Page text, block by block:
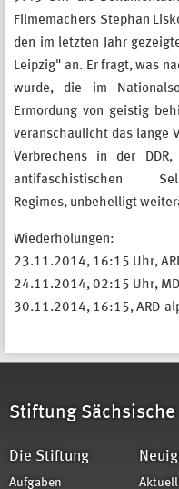
Filmemachers Stephan
den im letzten Jahr
Leipzig" an. Er fragt, was
wurde, die im
Ermordung von geistig
veranschaulicht das lange
Verbrechens in der
antifaschistischen
Regimes, unbehelligt
Wiederholungen:
23.11.2014, 16:15 Uhr,
24.11.2014, 02:15 Uhr,
30.11.2014, 16:15, ARD-
Stiftung
Die Stiftung
Aufgaben